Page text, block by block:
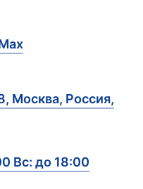
Москва, Россия,
Вс: до 18:00